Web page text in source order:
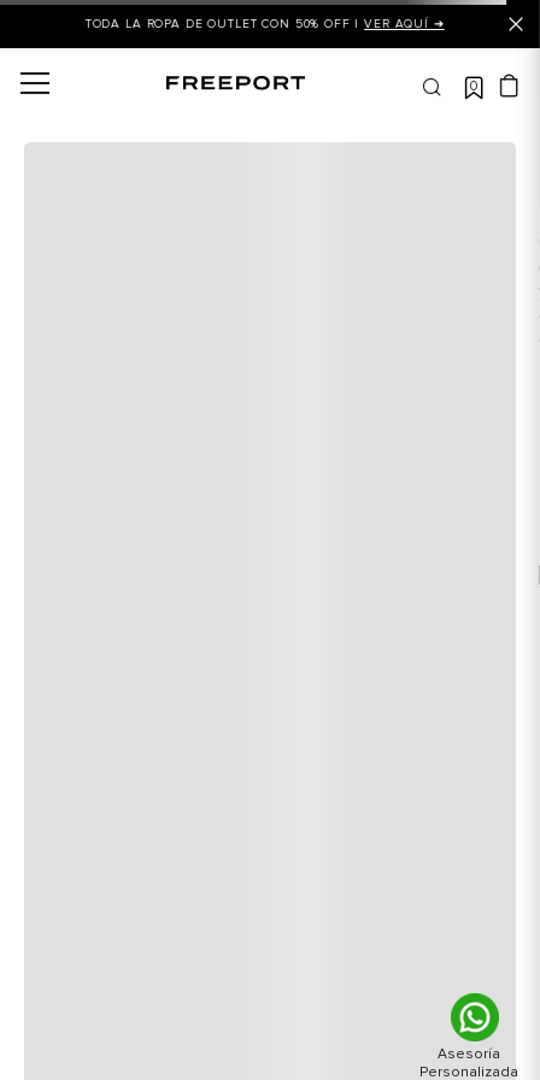
TODA LA ROPA DE OUTLET CON 50% OFF | VER AQUÍ ➜
0